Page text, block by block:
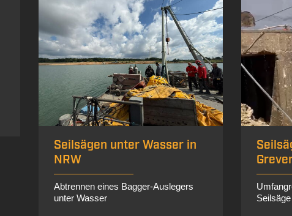
Seilsägearbeiten in
Grevenbroich NRW
Umfangreiche Sägearbeiten mittels
Seilsäge
mit